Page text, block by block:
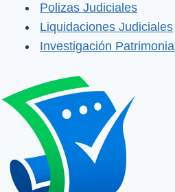
Polizas Judiciales
Liquidaciones Judiciales
Investigación Patrimonial